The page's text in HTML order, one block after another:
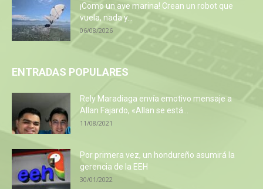
¡Como un ave marina! Crean un robot que
vuela, nada y...
06/08/2026
ENTRADAS POPULARES
Rely Maradiaga envía emotivo mensaje a
Allan Fajardo, «Allan se está...
11/08/2021
Por primera vez, un hondureño asumirá la
gerencia de la EEH
30/01/2022